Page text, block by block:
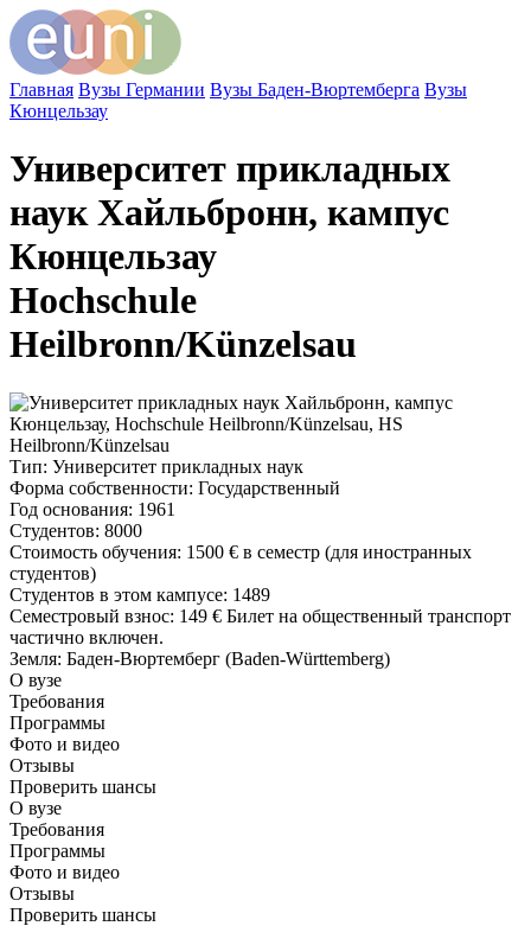
Главная Вузы Германии Вузы Баден-Вюртемберга Вузы
Кюнцельзау
Университет прикладных
наук Хайльбронн, кампус
Кюнцельзау
Hochschule
Heilbronn/Künzelsau
Тип: Университет прикладных наук
Форма собственности: Государственный
Год основания: 1961
Студентов: 8000
Стоимость обучения: 1500 € в семестр (для иностранных
студентов)
Студентов в этом кампусе: 1489
Семестровый взнос: 149 € Билет на общественный транспорт
частично включен.
Земля: Баден-Вюртемберг (Baden-Württemberg)
О вузе
Требования
Программы
Фото и видео
Отзывы
Проверить шансы
О вузе
Требования
Программы
Фото и видео
Отзывы
Проверить шансы